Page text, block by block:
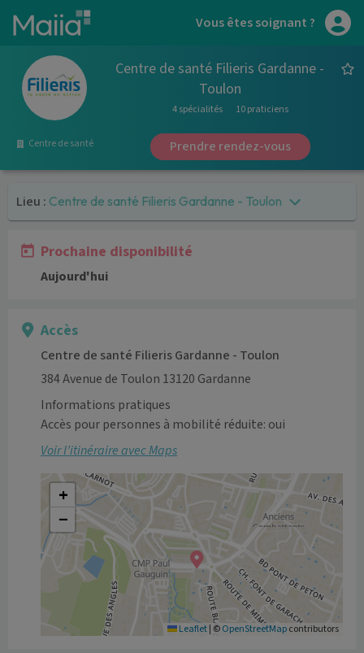
Aller au contenu principal Vous êtes soignant ?
Centre de santé Filieris Gardanne -
Toulon
4 spécialités 10 praticiens
Centre de santé Prendre rendez-vous
Lieu : Centre de santé Filieris Gardanne - Toulon
Prochaine disponibilité
Aujourd'hui
Accès
Centre de santé Filieris Gardanne - Toulon
384 Avenue de Toulon 13120 Gardanne
Informations pratiques
Accès pour personnes à mobilité réduite: oui
Voir l’itinéraire avec Maps
+
−
Leaflet| ©OpenStreetMapcontributors